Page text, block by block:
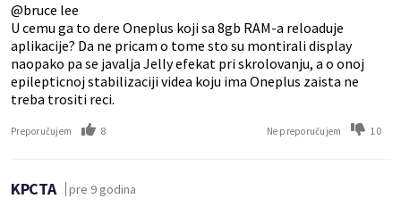
@bruce lee
U cemu ga to dere Oneplus koji sa 8gb RAM-a reloaduje
aplikacije? Da ne pricam o tome sto su montirali display
naopako pa se javalja Jelly efekat pri skrolovanju, a o onoj
epilepticnoj stabilizaciji videa koju ima Oneplus zaista ne
treba trositi reci.
Preporučujem 8 Ne preporučujem 10
KPCTA pre 9 godina